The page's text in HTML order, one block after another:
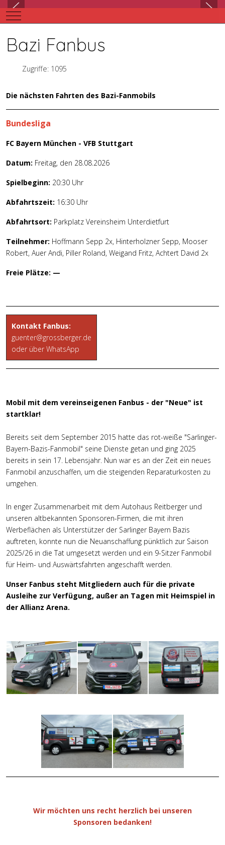
Mobile Menu Toggle
Bazi Fanbus
Zugriffe: 1095
Die nächsten Fahrten des Bazi-Fanmobils
Bundesliga
FC Bayern München - VFB Stuttgart
Datum: Freitag, den 28.08.2026
Spielbeginn: 20:30 Uhr
Abfahrtszeit: 16:30 Uhr
Abfahrtsort: Parkplatz Vereinsheim Unterdietfurt
Teilnehmer: Hoffmann Sepp 2x, Hinterholzner Sepp, Mooser
Robert, Auer Andi, Piller Roland, Weigand Fritz, Achtert David 2x
Freie Plätze: —
Kontakt Fanbus:
guenter@grossberger.de
oder über WhatsApp
Mobil mit dem vereinseigenen Fanbus - der "Neue" ist
startklar!
Bereits seit dem September 2015 hatte das rot-weiße "Sarlinger-
Bayern-Bazis-Fanmobil" seine Dienste getan und ging 2025
bereits in sein 17. Lebensjahr. Nun war es an der Zeit ein neues
Fanmobil anzuschaffen, um die steigenden Reparaturkosten zu
umgehen.
In enger Zusammenarbeit mit dem Autohaus Reitberger und
unseren altbekannten Sponsoren-Firmen, die mit ihren
Werbeflächen als Unterstützer der Sarlinger Bayern Bazis
auftreten, konnte nun die Neuanschaffung pünktlich zur Saison
2025/26 in die Tat umgesetzt werden und ein 9-Sitzer Fanmobil
für Heim- und Auswärtsfahrten angeschafft werden.
Unser Fanbus steht Mitgliedern auch für die private
Ausleihe zur Verfügung, außer an Tagen mit Heimspiel in
der Allianz Arena.
Wir möchten uns recht herzlich bei unseren
Sponsoren bedanken!